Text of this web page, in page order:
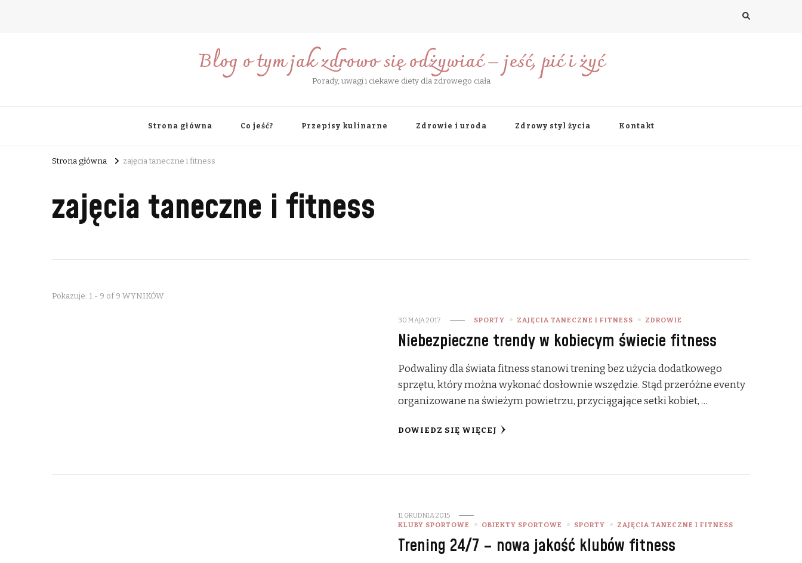
Blog o tym jak zdrowo się odżywiać – jeść, pić i żyć
Porady, uwagi i ciekawe diety dla zdrowego ciała
Strona główna Co jeść? Przepisy kulinarne Zdrowie i uroda Zdrowy styl życia Kontakt
Strona główna zajęcia taneczne i fitness
zajęcia taneczne i fitness
Pokazuje: 1 - 9 of 9 WYNIKÓW
30 MAJA 2017 SPORTY ZAJĘCIA TANECZNE I FITNESS ZDROWIE
Niebezpieczne trendy w kobiecym świecie fitness
Podwaliny dla świata fitness stanowi trening bez użycia dodatkowego
sprzętu, który można wykonać dosłownie wszędzie. Stąd przeróżne eventy
organizowane na świeżym powietrzu, przyciągające setki kobiet, …
DOWIEDZ SIĘ WIĘCEJ
11 GRUDNIA 2015
KLUBY SPORTOWE
OBIEKTY SPORTOWE SPORTY ZAJĘCIA TANECZNE I FITNESS
Trening 24/7 – nowa jakość klubów fitness